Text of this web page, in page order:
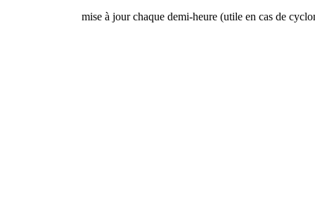
mise à jour chaque demi-heure (utile en cas de